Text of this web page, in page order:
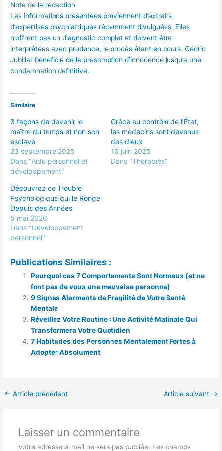
Note de la rédaction
Les informations présentées proviennent d’extraits
d’expertises psychiatriques récemment divulguées. Elles
n’offrent pas un diagnostic complet et doivent être
interprétées avec prudence, le procès étant en cours. Cédric
Jubillar bénéficie de la présomption d’innocence jusqu’à une
condamnation définitive.
Similaire
3 façons de devenir le
maître du temps et non son
esclave
23 septembre 2025
Dans "Aide personnel et
développement"
Grâce au contrôle de l’État,
les médecins sont devenus
des dieux
16 juin 2025
Dans "Therapies"
Découvrez ce Trouble
Psychologique qui le Ronge
Depuis des Années
5 mai 2026
Dans "Développement
personnel"
Publications Similaires :
Pourquoi ces 7 Comportements Sont Normaux (et ne
font pas de vous une mauvaise personne)
9 Signes Alarmants de Fragilité de Votre Santé
Mentale
Réveillez Votre Routine : Une Activité Matinale Qui
Transformera Votre Quotidien
7 Habitudes des Personnes Mentalement Fortes à
Adopter Absolument
← Article précédent Article suivant →
Laisser un commentaire
Votre adresse e-mail ne sera pas publiée. Les champs